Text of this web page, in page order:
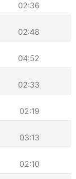
02:36
02:48
04:52
02:33
02:19
03:13
02:10